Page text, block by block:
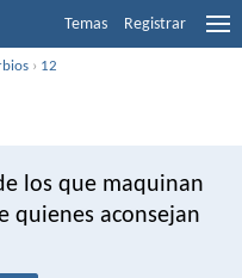
Temas Registrar
› 12
los que maquinan
quienes aconsejan